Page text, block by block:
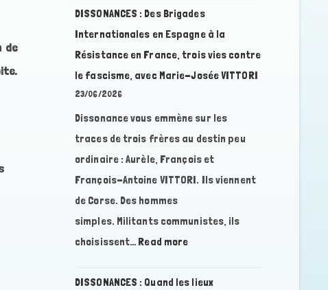
de
DISSONANCES : Des Brigades
Internationales en Espagne à la
Résistance en France, trois vies contre
le fascisme, avec Marie-Josée VITTORI
23/06/2026
Dissonance vous emmène sur les
traces de trois frères au destin peu
ordinaire : Aurèle, François et
François-Antoine VITTORI. Ils viennent
de Corse. Des hommes
simples. Militants communistes, ils
choisissent… Read more:
DISSONANCES : Quand les lieux